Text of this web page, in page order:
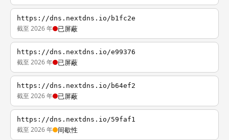
https://dns.nextdns.io/b1fc2e
截至 2026 年 已屏蔽
https://dns.nextdns.io/e99376
截至 2026 年 已屏蔽
https://dns.nextdns.io/b64ef2
截至 2026 年 已屏蔽
https://dns.nextdns.io/59faf1
截至 2026 年 间歇性